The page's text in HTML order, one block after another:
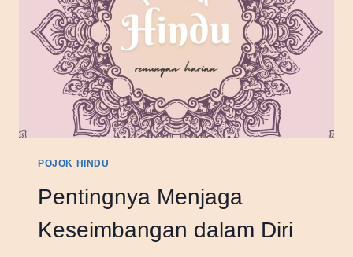
POJOK HINDU
Pentingnya Menjaga
Keseimbangan dalam Diri